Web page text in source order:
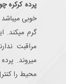
پرده کرکره
خوبی
گرم میکند.
مراقبت
میروند.
محیط را